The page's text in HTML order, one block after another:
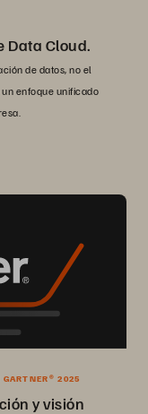
Data Cloud.
de datos, no el
enfoque unificado
2025
y visión